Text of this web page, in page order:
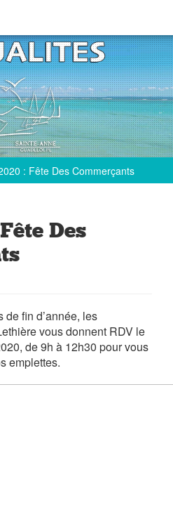
: Fête Des Commerçants
Des
de fin d’année, les
vous donnent RDV le
de 9h à 12h30 pour vous
emplettes.